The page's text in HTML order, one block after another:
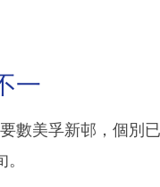
一
數美孚新邨，個別